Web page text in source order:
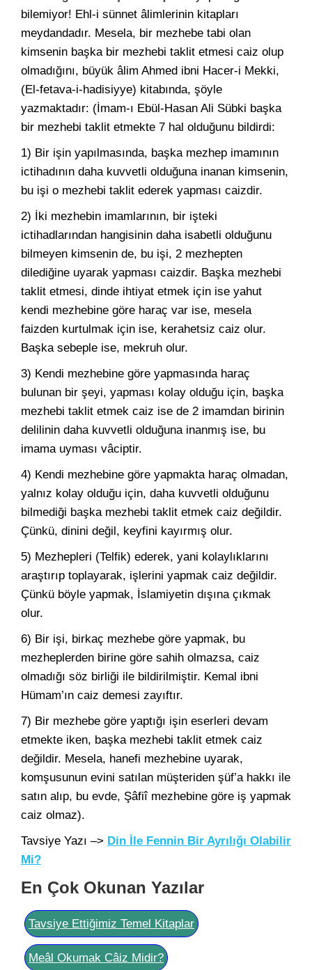
bilemiyor! Ehl-i sünnet âlimlerinin kitapları
meydandadır. Mesela, bir mezhebe tabi olan
kimsenin başka bir mezhebi taklit etmesi caiz olup
olmadığını, büyük âlim Ahmed ibni Hacer-i Mekki,
(El-fetava-i-hadisiyye) kitabında, şöyle
yazmaktadır: (İmam-ı Ebül-Hasan Ali Sübki başka
bir mezhebi taklit etmekte 7 hal olduğunu bildirdi:
1) Bir işin yapılmasında, başka mezhep imamının
ictihadının daha kuvvetli olduğuna inanan kimsenin,
bu işi o mezhebi taklit ederek yapması caizdir.
2) İki mezhebin imamlarının, bir işteki
ictihadlarından hangisinin daha isabetli olduğunu
bilmeyen kimsenin de, bu işi, 2 mezhepten
dilediğine uyarak yapması caizdir. Başka mezhebi
taklit etmesi, dinde ihtiyat etmek için ise yahut
kendi mezhebine göre haraç var ise, mesela
faizden kurtulmak için ise, kerahetsiz caiz olur.
Başka sebeple ise, mekruh olur.
3) Kendi mezhebine göre yapmasında haraç
bulunan bir şeyi, yapması kolay olduğu için, başka
mezhebi taklit etmek caiz ise de 2 imamdan birinin
delilinin daha kuvvetli olduğuna inanmış ise, bu
imama uyması vâciptir.
4) Kendi mezhebine göre yapmakta haraç olmadan,
yalnız kolay olduğu için, daha kuvvetli olduğunu
bilmediği başka mezhebi taklit etmek caiz değildir.
Çünkü, dinini değil, keyfini kayırmış olur.
5) Mezhepleri (Telfik) ederek, yani kolaylıklarını
araştırıp toplayarak, işlerini yapmak caiz değildir.
Çünkü böyle yapmak, İslamiyetin dışına çıkmak
olur.
6) Bir işi, birkaç mezhebe göre yapmak, bu
mezheplerden birine göre sahih olmazsa, caiz
olmadığı söz birliği ile bildirilmiştir. Kemal ibni
Hümam’ın caiz demesi zayıftır.
7) Bir mezhebe göre yaptığı işin eserleri devam
etmekte iken, başka mezhebi taklit etmek caiz
değildir. Mesela, hanefi mezhebine uyarak,
komşusunun evini satılan müşteriden şüf’a hakkı ile
satın alıp, bu evde, Şâfiî mezhebine göre iş yapmak
caiz olmaz).
Tavsiye Yazı –> Din İle Fennin Bir Ayrılığı Olabilir
Mi?
En Çok Okunan Yazılar
Tavsiye Ettiğimiz Temel Kitaplar
Meâl Okumak Câiz Midir?